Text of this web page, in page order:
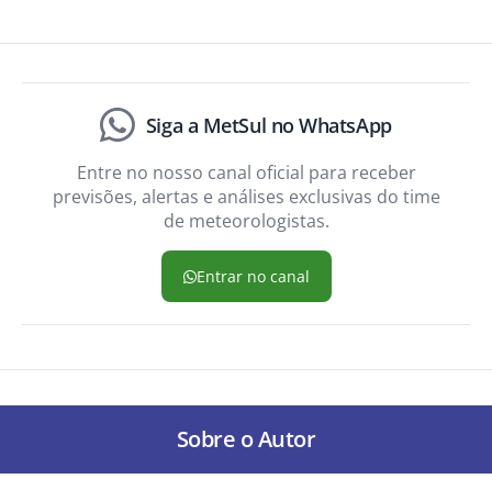
Siga a MetSul no WhatsApp
Entre no nosso canal oficial para receber
previsões, alertas e análises exclusivas do time
de meteorologistas.
Entrar no canal
Sobre o Autor